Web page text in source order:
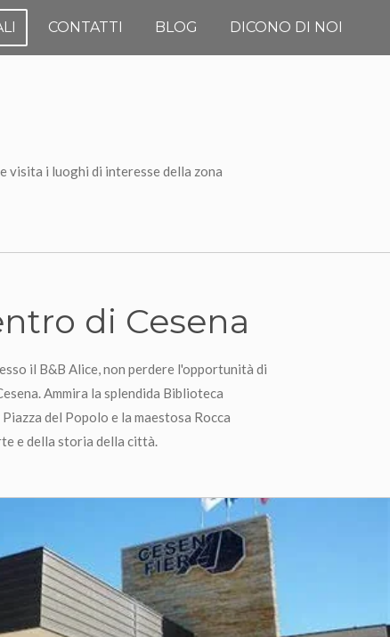
CONTATTI BLOG DICONO DI NOI
visita i luoghi di interesse della zona
di Cesena
il B&B Alice, non perdere l'opportunità di
Ammira la splendida Biblioteca
del Popolo e la maestosa Rocca
e della storia della città.